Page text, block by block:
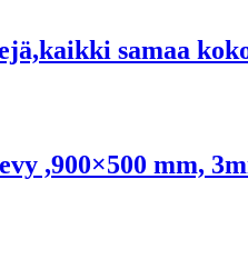
samaa
,900×500 mm,